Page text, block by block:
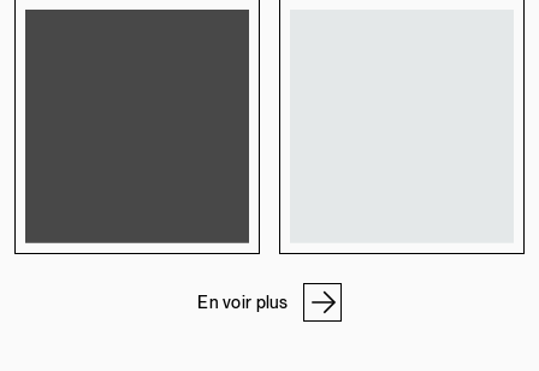
En voir plus